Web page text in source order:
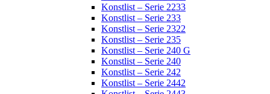
Konstlist – Serie 2233
Konstlist – Serie 233
Konstlist – Serie 2322
Konstlist – Serie 235
Konstlist – Serie 240 G
Konstlist – Serie 240
Konstlist – Serie 242
Konstlist – Serie 2442